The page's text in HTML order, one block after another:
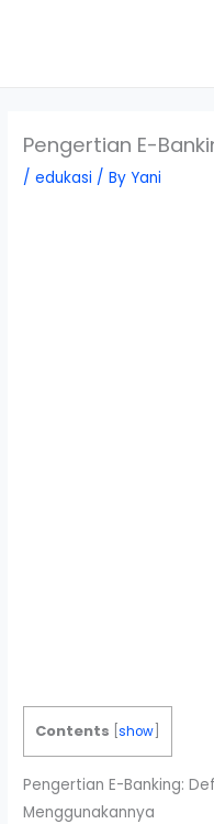
Pengertian E-
/edukasi / ByYani
Contents [show
Pengertian E-Banking:
Menggunakannya